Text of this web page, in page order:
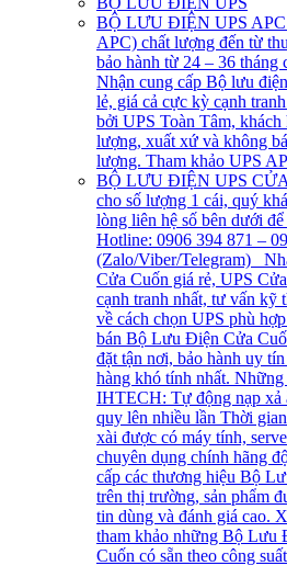
BỘ LƯU ĐIỆN UPS APC
APC) chất lượng đến từ
bảo hành từ 24 – 36 tháng
Nhận cung cấp Bộ lưu
lẻ, giá cả cực kỳ cạnh
bởi UPS Toàn Tâm, khách
lượng, xuất xứ và không
lượng. Tham khảo UPS
BỘ LƯU ĐIỆN UPS
cho số lượng 1 cái, quý
lòng liên hệ số bên dưới
Hotline: 0906 394 871 –
(Zalo/Viber/Telegram)
Cửa Cuốn giá rẻ, UPS
cạnh tranh nhất, tư vấn kỹ
về cách chọn UPS phù
bán Bộ Lưu Điện Cửa
đặt tận nơi, bảo hành uy
hàng khó tính nhất.
IHTECH: Tự động nạp xả
quy lên nhiều lần Thời
xài được có máy tính,
chuyên dụng chính hãng
cấp các thương hiệu Bộ
trên thị trường, sản phẩm
tin dùng và đánh giá cao.
tham khảo những Bộ Lưu
Cuốn có sẵn theo công